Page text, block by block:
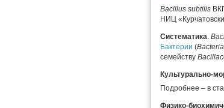
Bacillus subtilis
НИЦ
Систематика.
Бактерии (Bacteria
семейству
Культурально-
Подробнее – в
Физико-